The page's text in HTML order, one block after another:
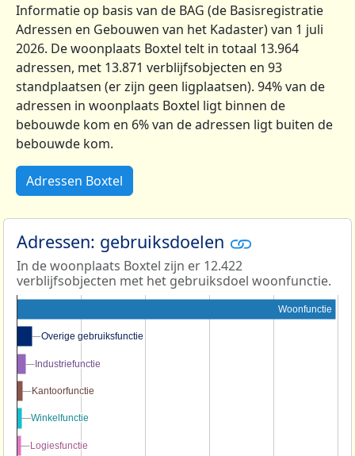
Informatie op basis van de BAG (de Basisregistratie
Adressen en Gebouwen van het Kadaster) van 1 juli
2026. De woonplaats Boxtel telt in totaal 13.964
adressen, met 13.871 verblijfsobjecten en 93
standplaatsen (er zijn geen ligplaatsen). 94% van de
adressen in woonplaats Boxtel ligt binnen de
bebouwde kom en 6% van de adressen ligt buiten de
bebouwde kom.
Adressen Boxtel
Adressen: gebruiksdoelen
In de woonplaats Boxtel zijn er 12.422
verblijfsobjecten met het gebruiksdoel woonfunctie.
Woonfunctie
Overige gebruiksfunctie
Overige gebruiksfunctie
Industriefunctie
Industriefunctie
Kantoorfunctie
Kantoorfunctie
Winkelfunctie
Winkelfunctie
Logiesfunctie
Logiesfunctie